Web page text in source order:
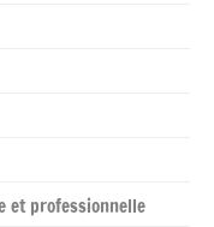
et professionnelle